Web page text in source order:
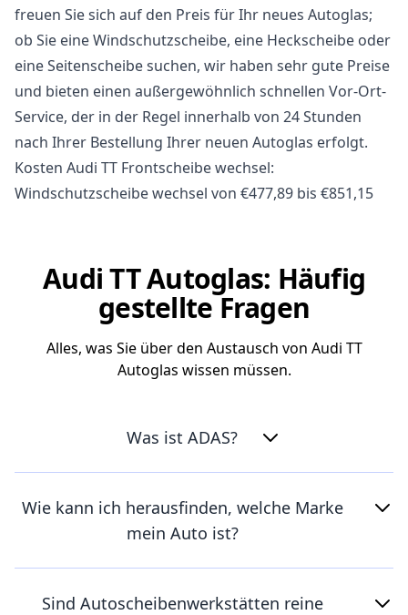
freuen Sie sich auf den Preis für Ihr neues Autoglas;
ob Sie eine Windschutzscheibe, eine Heckscheibe oder
eine Seitenscheibe suchen, wir haben sehr gute Preise
und bieten einen außergewöhnlich schnellen Vor-Ort-
Service, der in der Regel innerhalb von 24 Stunden
nach Ihrer Bestellung Ihrer neuen Autoglas erfolgt.
Kosten Audi TT Frontscheibe wechsel:
Windschutzscheibe wechsel von €477,89 bis €851,15
Audi TT Autoglas: Häufig
gestellte Fragen
Alles, was Sie über den Austausch von Audi TT
Autoglas wissen müssen.
Was ist ADAS?
Wie kann ich herausfinden, welche Marke
mein Auto ist?
Sind Autoscheibenwerkstätten reine